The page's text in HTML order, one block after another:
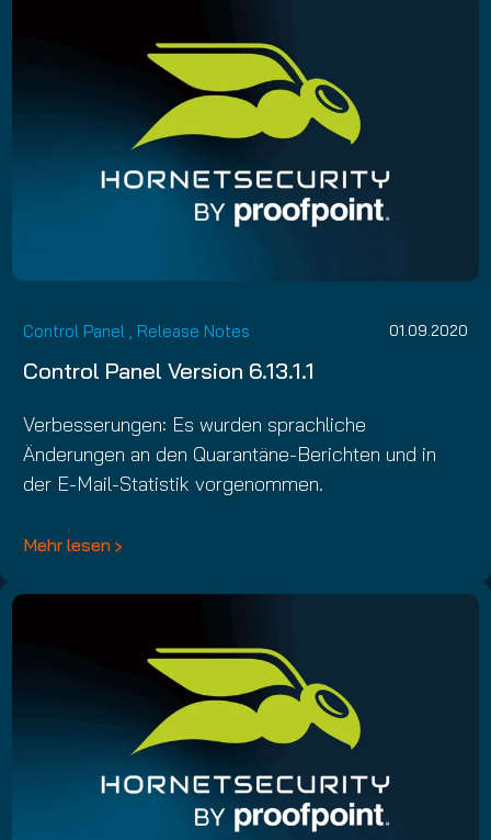
Control Panel , Release Notes 01.09.2020
Control Panel Version 6.13.1.1
Verbesserungen: Es wurden sprachliche
Änderungen an den Quarantäne-Berichten und in
der E-Mail-Statistik vorgenommen.
Mehr lesen